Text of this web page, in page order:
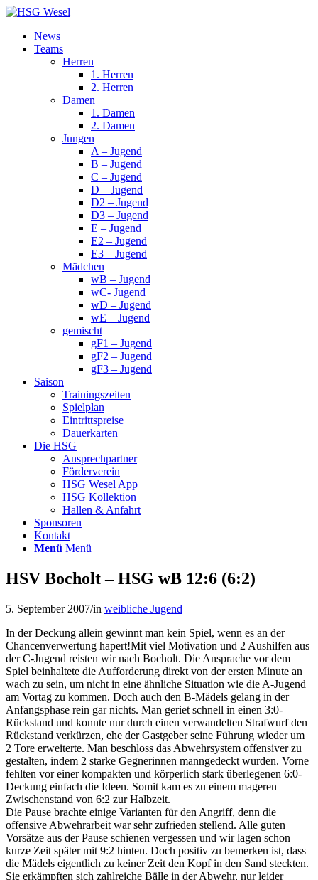
News
Teams
Herren
1. Herren
2. Herren
Damen
1. Damen
2. Damen
Jungen
A – Jugend
B – Jugend
C – Jugend
D – Jugend
D2 – Jugend
D3 – Jugend
E – Jugend
E2 – Jugend
E3 – Jugend
Mädchen
wB – Jugend
wC- Jugend
wD – Jugend
wE – Jugend
gemischt
gF1 – Jugend
gF2 – Jugend
gF3 – Jugend
Saison
Trainingszeiten
Spielplan
Eintrittspreise
Dauerkarten
Die HSG
Ansprechpartner
Förderverein
HSG Wesel App
HSG Kollektion
Hallen & Anfahrt
Sponsoren
Kontakt
Menü Menü
HSV Bocholt – HSG wB 12:6 (6:2)
5. September 2007/in weibliche Jugend
In der Deckung allein gewinnt man kein Spiel, wenn es an der
Chancenverwertung hapert!Mit viel Motivation und 2 Aushilfen aus
der C-Jugend reisten wir nach Bocholt. Die Ansprache vor dem
Spiel beinhaltete die Aufforderung direkt von der ersten Minute an
wach zu sein, um nicht in eine ähnliche Situation wie die A-Jugend
am Vortag zu kommen. Doch auch den B-Mädels gelang in der
Anfangsphase rein gar nichts. Man geriet schnell in einen 3:0-
Rückstand und konnte nur durch einen verwandelten Strafwurf den
Rückstand verkürzen, ehe der Gastgeber seine Führung wieder um
2 Tore erweiterte. Man beschloss das Abwehrsystem offensiver zu
gestalten, indem 2 starke Gegnerinnen manngedeckt wurden. Vorne
fehlten vor einer kompakten und körperlich stark überlegenen 6:0-
Deckung einfach die Ideen. Somit kam es zu einem mageren
Zwischenstand von 6:2 zur Halbzeit.
Die Pause brachte einige Varianten für den Angriff, denn die
offensive Abwehrarbeit war sehr zufrieden stellend. Alle guten
Vorsätze aus der Pause schienen vergessen und wir lagen schon
kurze Zeit später mit 9:2 hinten. Doch positiv zu bemerken ist, dass
die Mädels eigentlich zu keiner Zeit den Kopf in den Sand steckten.
Sie erkämpften sich zahlreiche Bälle in der Abwehr, nur leider